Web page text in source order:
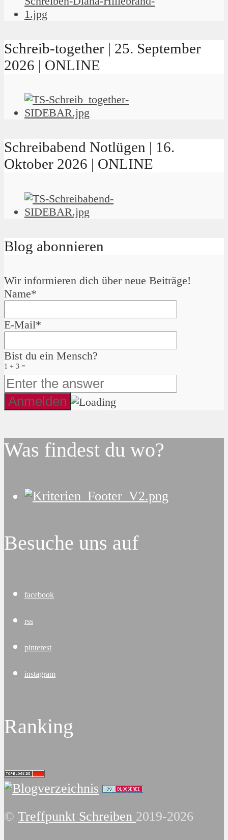
Schreib-together | 25. September
2026 | ONLINE
Schreibabend Notlügen | 16.
Oktober 2026 | ONLINE
Blog abonnieren
Wir informieren dich über neue Beiträge!
Name*
E-Mail*
Bist du ein Mensch?
1 + 3 =
Was findest du wo?
Besuche uns auf
facebook
rss
pinterest
instagram
Ranking
© Treffpunkt Schreiben 2019-2026